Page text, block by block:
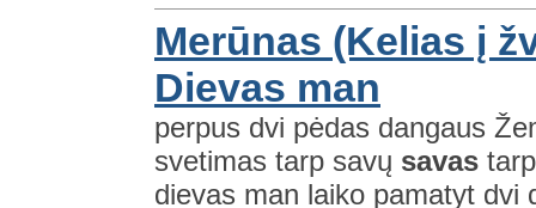
Merūnas (Kelias į
Dievas man
perpus dvi pėdas dangaus
svetimas tarp savų savas
dievas man laiko pamatyt dvi